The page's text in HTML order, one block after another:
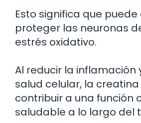
Esto significa que
proteger las neuronas
estrés oxidativo.
Al reducir la inflamación
salud celular, la
contribuir a una función
saludable a lo largo del